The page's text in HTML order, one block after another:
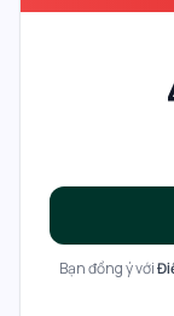
Bạn đồng ý với